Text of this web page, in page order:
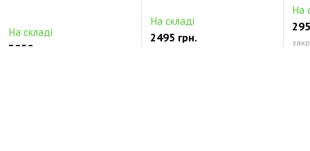
На складі
3950 грн.
На складі
2495 грн.
На